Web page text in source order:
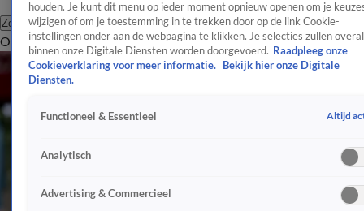
Zoeken
OverzichtEntertainmentSpraakmakendRealityCrimeVideo's
houden. Je kunt dit menu op ieder moment opnieuw openen om je
wijzigen of om je toestemming in te trekken door op de link Cookie-
instellingen onder aan de webpagina te klikken. Je selecties zullen overal
binnen onze Digitale Diensten worden doorgevoerd. Raadpleeg onze
Cookieverklaring voor meer informatie.
Bekijk hier onze Digitale
Diensten.
Functioneel & Essentieel Altijd
Analytisch
Advertising & Commercieel